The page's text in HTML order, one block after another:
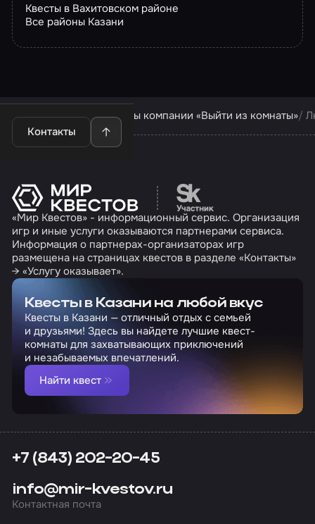
Квесты в Вахитовском районе
Все районы Казани
Контакты
Квесты в Казани Квесты компании «Выйти из комнаты»
Перейти на сайт
«Мир Квестов» - информационный сервис. Организация
игр и иные услуги оказываются партнерами сервиса.
Информация о партнерах-организаторах игр
размещена на страницах квестов в разделе «Контакты»
→ «Услугу оказывает».
Квесты в Казани на любой вкус
Квесты в Казани — отличный отдых с семьей
и друзьями! Здесь вы найдете лучшие квест-
комнаты для захватывающих приключений
и незабываемых впечатлений.
Найти квест
+7 (843) 202-20-45
info@mir-kvestov.ru
Контактная почта